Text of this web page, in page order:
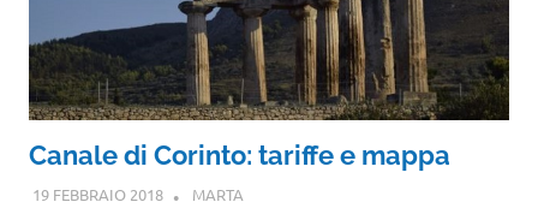
Canale di Corinto: tariffe e mappa
19 FEBBRAIO 2018 MARTA